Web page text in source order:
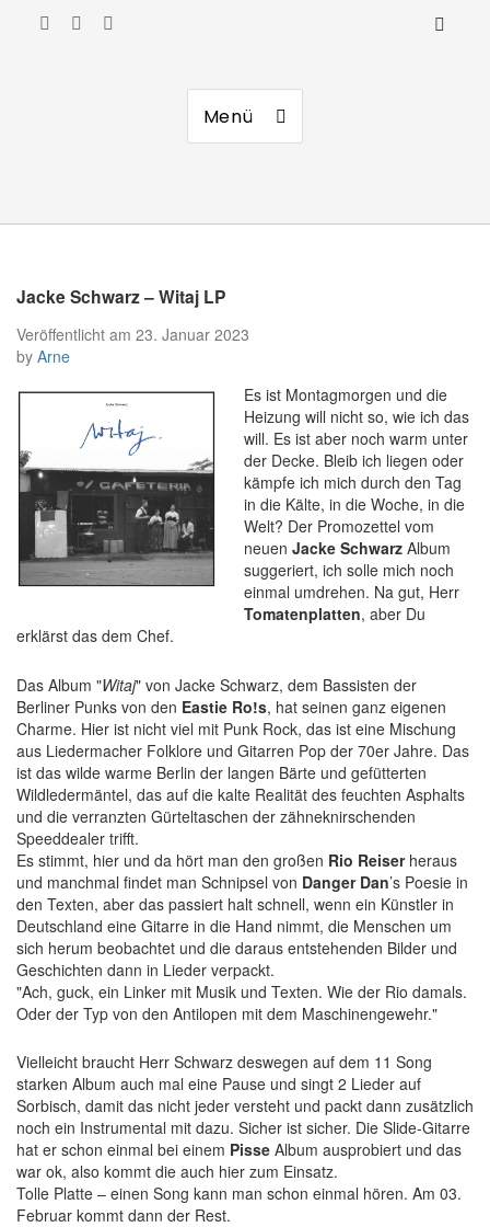
Menü
Jacke Schwarz – Witaj LP
Veröffentlicht am 23. Januar 2023
by Arne
Es ist Montagmorgen und die
Heizung will nicht so, wie ich das
will. Es ist aber noch warm unter
der Decke. Bleib ich liegen oder
kämpfe ich mich durch den Tag
in die Kälte, in die Woche, in die
Welt? Der Promozettel vom
neuen Jacke SchwarzAlbum
suggeriert, ich solle mich noch
einmal umdrehen. Na gut, Herr
Tomatenplatten, aber Du
erklärst das dem Chef.
Das Album "Witaj" von Jacke Schwarz, dem Bassisten der
Berliner Punks von den Eastie Ro!s, hat seinen ganz eigenen
Charme. Hier ist nicht viel mit Punk Rock, das ist eine Mischung
aus Liedermacher Folklore und Gitarren Pop der 70er Jahre. Das
ist das wilde warme Berlin der langen Bärte und gefütterten
Wildledermäntel, das auf die kalte Realität des feuchten Asphalts
und die verranzten Gürteltaschen der zähneknirschenden
Speeddealer trifft.
Es stimmt, hier und da hört man den großen Rio Reiserheraus
und manchmal findet man Schnipsel von Danger Dan’s Poesie in
den Texten, aber das passiert halt schnell, wenn ein Künstler in
Deutschland eine Gitarre in die Hand nimmt, die Menschen um
sich herum beobachtet und die daraus entstehenden Bilder und
Geschichten dann in Lieder verpackt.
"Ach, guck, ein Linker mit Musik und Texten. Wie der Rio damals.
Oder der Typ von den Antilopen mit dem Maschinengewehr."
Vielleicht braucht Herr Schwarz deswegen auf dem 11 Song
starken Album auch mal eine Pause und singt 2 Lieder auf
Sorbisch, damit das nicht jeder versteht und packt dann zusätzlich
noch ein Instrumental mit dazu. Sicher ist sicher. Die Slide-Gitarre
hat er schon einmal bei einem Pisse Album ausprobiert und das
war ok, also kommt die auch hier zum Einsatz.
Tolle Platte – einen Song kann man schon einmal hören. Am 03.
Februar kommt dann der Rest.